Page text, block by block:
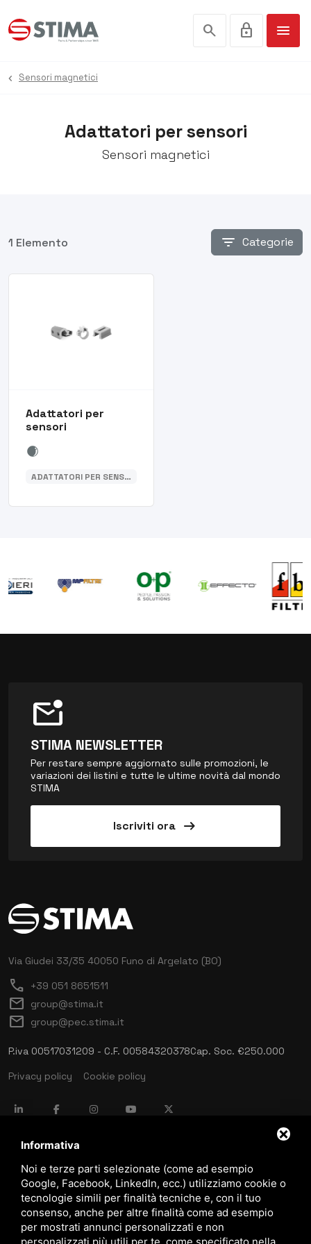
search lock menu
Adattatori per sensori
Sensori magnetici
Sensori magnetici
1 Elemento filter_list Categorie
Adattatori per
sensori
ADATTATORI PER SENSORI
mark_email_unread
STIMA NEWSLETTER
Per restare sempre aggiornato sulle promozioni, le
variazioni dei listini e tutte le ultime novità dal mondo
STIMA
Iscriviti ora arrow_right_alt
Via Giudei 33/35 40050 Funo di Argelato (BO)
call +39 051 8651511
mail group@stima.it
mail group@pec.stima.it
P.iva 00517031209 - C.F. 00584320378Cap. Soc. €250.000
Privacy policy
Cookie policy
language ITALIANO
download Catalogo Stima
download Politica qualità e sicurezza
Informativa
Noi e terze parti selezionate (come ad esempio
Google, Facebook, LinkedIn, ecc.) utilizziamo cookie o
tecnologie simili per finalità tecniche e, con il tuo
consenso, anche per altre finalità come ad esempio
per mostrati annunci personalizzati e non